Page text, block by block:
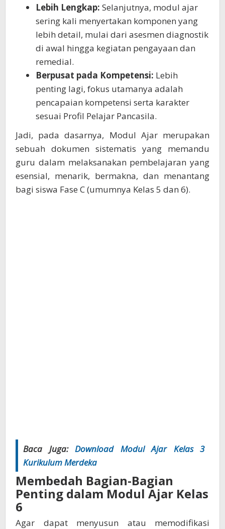
Lebih Lengkap: Selanjutnya, modul ajar
sering kali menyertakan komponen yang
lebih detail, mulai dari asesmen diagnostik
di awal hingga kegiatan pengayaan dan
remedial.
Berpusat pada Kompetensi: Lebih
penting lagi, fokus utamanya adalah
pencapaian kompetensi serta karakter
sesuai Profil Pelajar Pancasila.
Jadi, pada dasarnya, Modul Ajar merupakan
sebuah dokumen sistematis yang memandu
guru dalam melaksanakan pembelajaran yang
esensial, menarik, bermakna, dan menantang
bagi siswa Fase C (umumnya Kelas 5 dan 6).
Baca Juga: Download Modul Ajar Kelas 3
Kurikulum Merdeka
Membedah Bagian-Bagian
Penting dalam Modul Ajar Kelas
6
Agar dapat menyusun atau memodifikasi